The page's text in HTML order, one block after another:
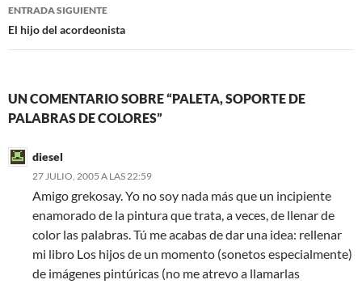
ENTRADA SIGUIENTE
El hijo del acordeonista
UN COMENTARIO SOBRE “PALETA, SOPORTE DE
PALABRAS DE COLORES”
diesel
27 JULIO, 2005 A LAS 22:59
Amigo grekosay. Yo no soy nada más que un incipiente
enamorado de la pintura que trata, a veces, de llenar de
color las palabras. Tú me acabas de dar una idea: rellenar
mi libro Los hijos de un momento (sonetos especialmente)
de imágenes pintúricas (no me atrevo a llamarlas